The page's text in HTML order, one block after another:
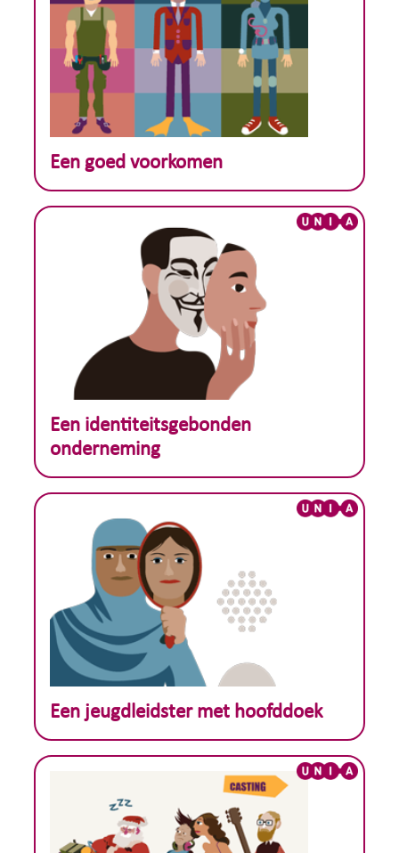
Theoretisch voorbeeld :
Een goed voorkomen
Theoretisch voorbeeld :
Een identiteitsgebonden
onderneming
Theoretisch voorbeeld :
Een jeugdleidster met hoofddoek